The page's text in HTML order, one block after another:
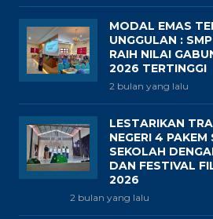
MODAL EMAS
UNGGULAN :
RAIH NILAI
2026 TERTINGGI
2 bulan yang lalu
LESTARIKAN
NEGERI 4 PAKEM
SEKOLAH
DAN FESTIVAL
2026
2 bulan yang lalu